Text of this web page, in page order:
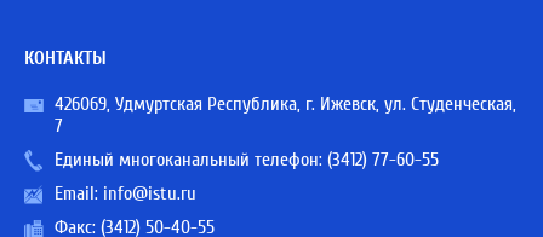
КОНТАКТЫ
426069, Удмуртская Республика, г. Ижевск, ул. Студенческая,
7
Единый многоканальный телефон: (3412) 77-60-55
Email: info@istu.ru
Факс: (3412) 50-40-55